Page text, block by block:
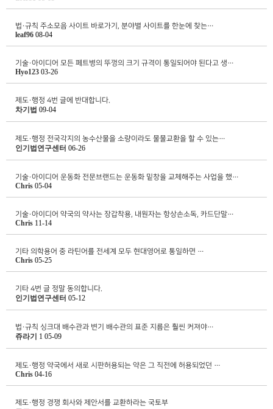
법·규칙 주소모음 사이트 바로가기, 분야별 사이트를 한눈에 찾는…
leaf96 08-04
기술·아이디어 모든 페트병의 뚜껑의 크기 규격이 통일되어야 된다고 생…
Hyo123 03-26
제도·행정 4번 글에 반대합니다.
차기법 09-04
제도·행정 전국각지의 농수산물을 소량이라도 물물교환을 할 수 있는…
인기법연구센터 06-26
기술·아이디어 운동화 전문브랜드는 운동화 밑창을 교체해주는 사업을 했…
Chris 05-04
기술·아이디어 약국의 약사는 장갑착용, 내원자는 항상손소독, 카드단말…
Chris 11-14
기타 의학용어 중 라틴어를 전세계 모두 현대영어로 통일하면 …
Chris 05-25
기타 4번 글 정말 동의합니다.
인기법연구센터 05-12
법·규칙 싱크대 배수관과 변기 배수관의 표준 지름은 훨씬 커져야…
쥬라기 1 05-09
제도·행정 약국에서 새로 시판허용되는 약은 그 직전에 허용되었던 …
Chris 04-16
제도·행정 경쟁 회사와 제안서를 교환하라는 국토부